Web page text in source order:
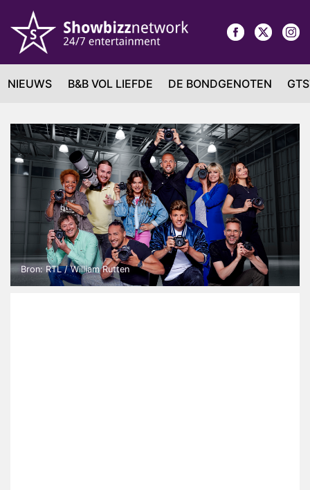
NIEUWS B&B VOL LIEFDE DE BONDGENOTEN
Bron: RTL / William Rutten